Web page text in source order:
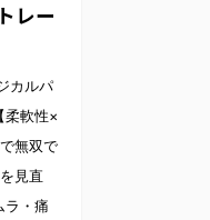
レー
カルパ
柔軟性×
無双で
見直
ラ・痛